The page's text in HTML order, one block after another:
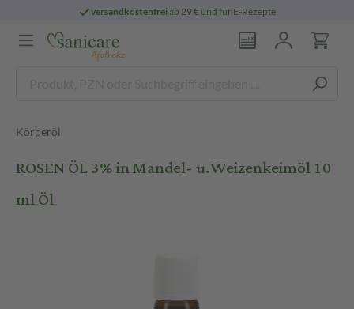
versandkostenfreiab 29 € und für E-Rezepte
Körperöl
ROSEN ÖL 3% in Mandel- u.Weizenkeimöl 10
ml Öl